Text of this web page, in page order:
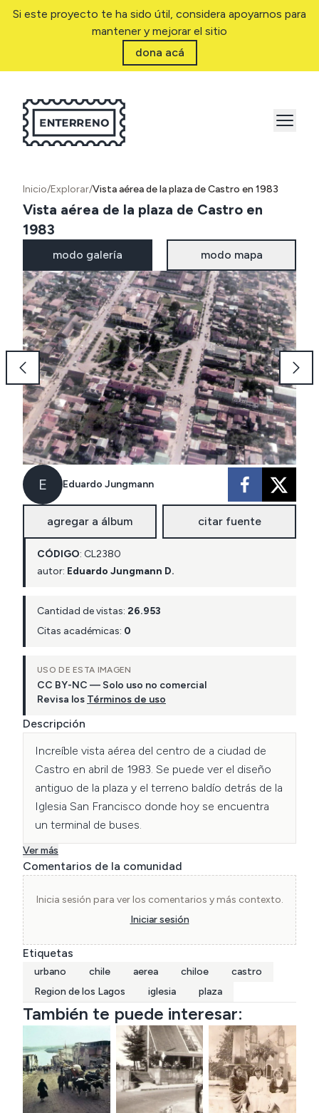
Si este proyecto te ha sido útil, considera apoyarnos para
mantener y mejorar el sitio
dona acá
Inicio/Explorar/Vista aérea de la plaza de Castro en 1983
Vista aérea de la plaza de Castro en
1983
modo galería modo mapa
E Eduardo Jungmann
agregar a álbum citar fuente
CÓDIGO: CL2380
autor: Eduardo Jungmann D.
Cantidad de vistas: 26.953
Citas académicas: 0
USO DE ESTA IMAGEN
CC BY-NC — Solo uso no comercial
Revisa los Términos de uso
Descripción
Increíble vista aérea del centro de a ciudad de
Castro en abril de 1983. Se puede ver el diseño
antiguo de la plaza y el terreno baldío detrás de la
Iglesia San Francisco donde hoy se encuentra
un terminal de buses.
Ver más
Comentarios de la comunidad
Inicia sesión para ver los comentarios y más contexto.
Iniciar sesión
Etiquetas
urbano chile aerea chiloe
castro
Region de los Lagos
iglesia plaza
También te puede interesar: